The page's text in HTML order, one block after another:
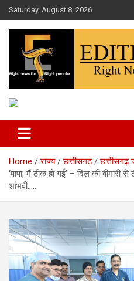
Skip
to
content
Saturday, August 8, 2026
Edition Today
Home राज्य छत्तीसगढ़
छत्तीसगढ़
‘पापा, मैं ठीक हो गई’ – दिल की बीमारी
शांभवी…..